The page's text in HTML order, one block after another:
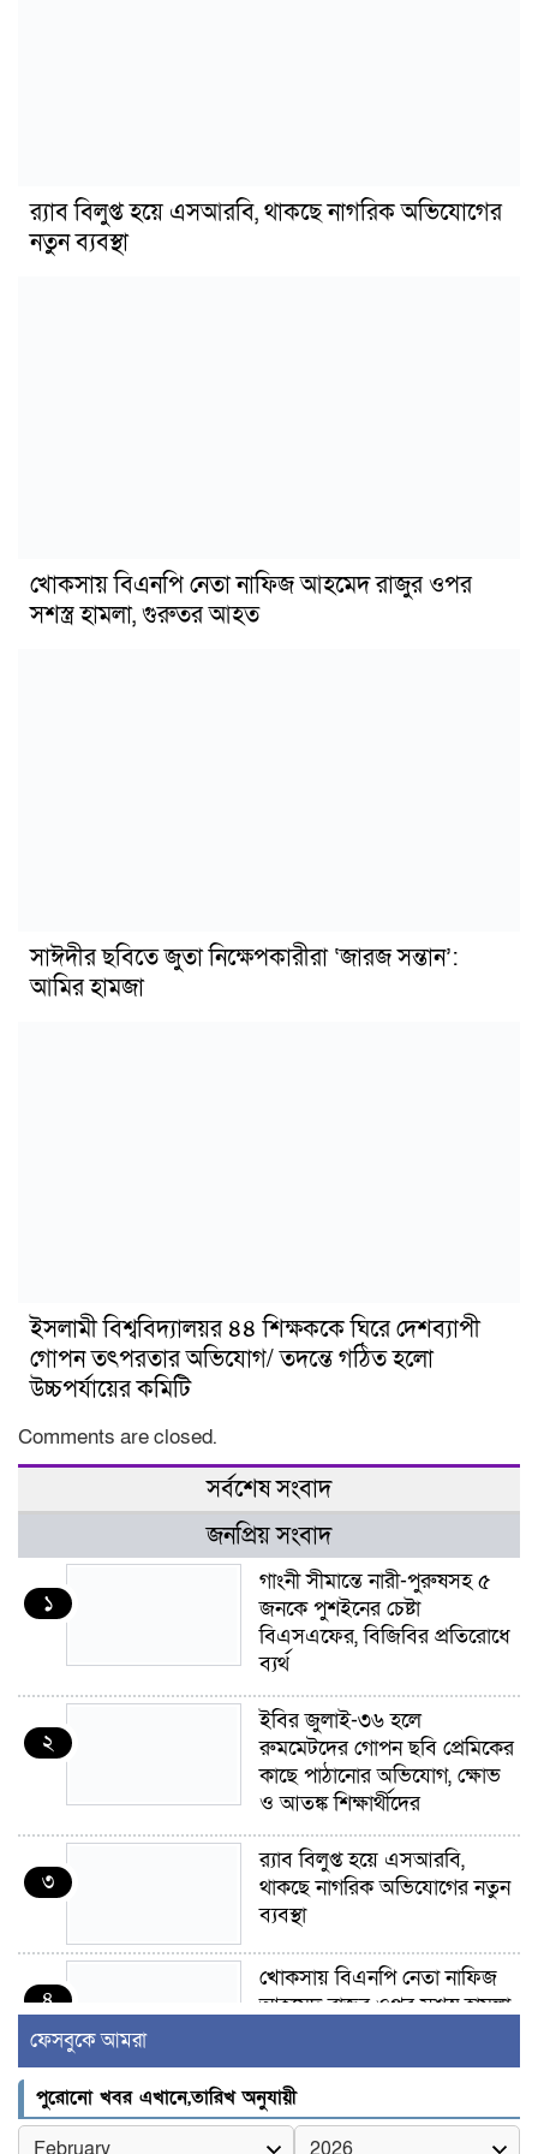
র‍্যাব বিলুপ্ত হয়ে এসআরবি, থাকছে নাগরিক অভিযোগের
নতুন ব্যবস্থা
খোকসায় বিএনপি নেতা নাফিজ আহমেদ রাজুর ওপর
সশস্ত্র হামলা, গুরুতর আহত
সাঈদীর ছবিতে জুতা নিক্ষেপকারীরা ‘জারজ সন্তান’:
আমির হামজা
ইসলামী বিশ্ববিদ্যালয়র ৪৪ শিক্ষককে ঘিরে দেশব্যাপী
গোপন তৎপরতার অভিযোগ/ তদন্তে গঠিত হলো
উচ্চপর্যায়ের কমিটি
Comments are closed.
সর্বশেষ সংবাদ
জনপ্রিয় সংবাদ
১
গাংনী সীমান্তে নারী-পুরুষসহ ৫
জনকে পুশইনের চেষ্টা
বিএসএফের, বিজিবির প্রতিরোধে
ব্যর্থ
২
ইবির জুলাই-৩৬ হলে
রুমমেটদের গোপন ছবি প্রেমিকের
কাছে পাঠানোর অভিযোগ, ক্ষোভ
ও আতঙ্ক শিক্ষার্থীদের
৩
র‍্যাব বিলুপ্ত হয়ে এসআরবি,
থাকছে নাগরিক অভিযোগের নতুন
ব্যবস্থা
৪
খোকসায় বিএনপি নেতা নাফিজ
আহমেদ রাজুর ওপর সশস্ত্র হামলা,
৫
সাঈদীর ছবিতে জুতা
নিক্ষেপকারীরা ‘জারজ সন্তান’:
ফেসবুকে আমরা
পুরোনো খবর এখানে,তারিখ অনুযায়ী